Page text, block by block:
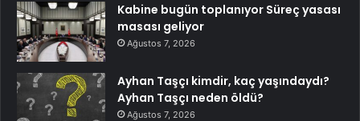
Kabine bugün toplanıyor Süreç yasası
masası geliyor
Ağustos 7, 2026
Ayhan Taşçı kimdir, kaç yaşındaydı?
Ayhan Taşçı neden öldü?
Ağustos 7, 2026